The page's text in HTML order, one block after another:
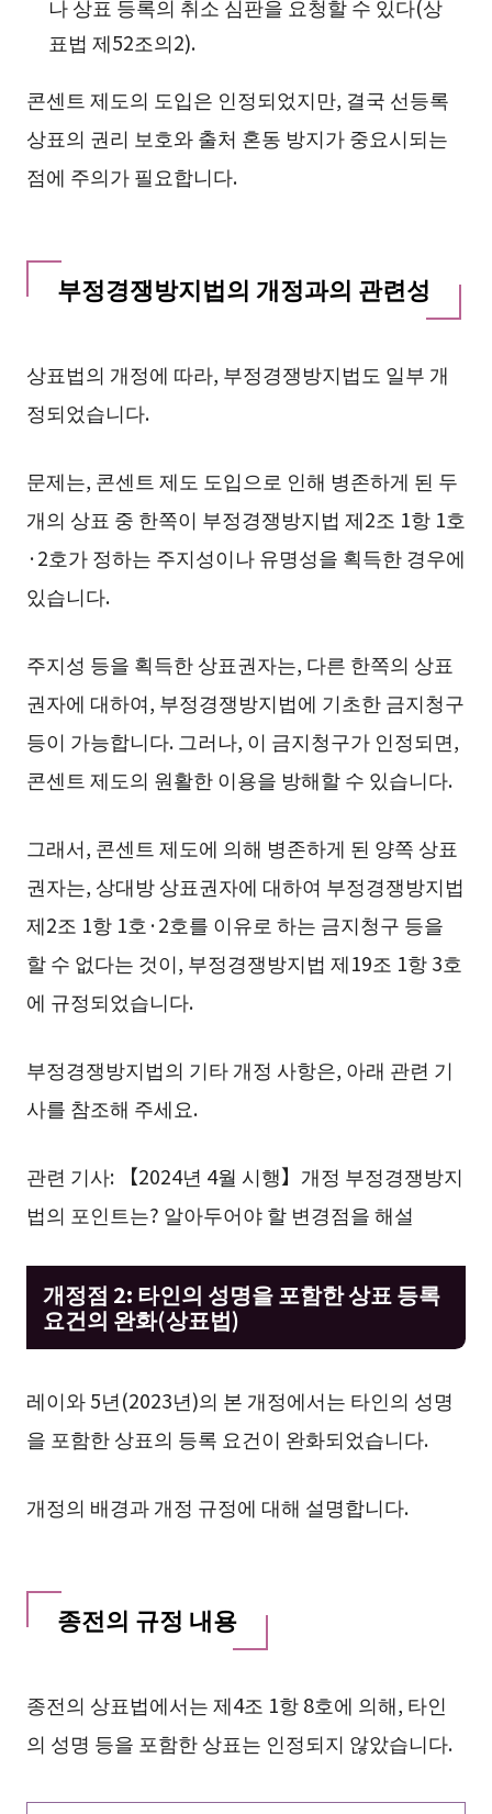
나 상표 등록의 취소 심판을 요청할 수 있다(상
표법 제52조의2).
콘센트 제도의 도입은 인정되었지만, 결국 선등록
상표의 권리 보호와 출처 혼동 방지가 중요시되는
점에 주의가 필요합니다.
부정경쟁방지법의 개정과의 관련성
상표법의 개정에 따라, 부정경쟁방지법도 일부 개
정되었습니다.
문제는, 콘센트 제도 도입으로 인해 병존하게 된 두
개의 상표 중 한쪽이 부정경쟁방지법 제2조 1항 1호
·2호가 정하는 주지성이나 유명성을 획득한 경우에
있습니다.
주지성 등을 획득한 상표권자는, 다른 한쪽의 상표
권자에 대하여, 부정경쟁방지법에 기초한 금지청구
등이 가능합니다. 그러나, 이 금지청구가 인정되면,
콘센트 제도의 원활한 이용을 방해할 수 있습니다.
그래서, 콘센트 제도에 의해 병존하게 된 양쪽 상표
권자는, 상대방 상표권자에 대하여 부정경쟁방지법
제2조 1항 1호·2호를 이유로 하는 금지청구 등을
할 수 없다는 것이, 부정경쟁방지법 제19조 1항 3호
에 규정되었습니다.
부정경쟁방지법의 기타 개정 사항은, 아래 관련 기
사를 참조해 주세요.
관련 기사: 【2024년 4월 시행】개정 부정경쟁방지
법의 포인트는? 알아두어야 할 변경점을 해설
개정점 2: 타인의 성명을 포함한 상표 등록
요건의 완화(상표법)
레이와 5년(2023년)의 본 개정에서는 타인의 성명
을 포함한 상표의 등록 요건이 완화되었습니다.
개정의 배경과 개정 규정에 대해 설명합니다.
종전의 규정 내용
종전의 상표법에서는 제4조 1항 8호에 의해, 타인
의 성명 등을 포함한 상표는 인정되지 않았습니다.